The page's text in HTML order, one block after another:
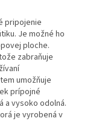
pripojenie
Je možné ho
ploche.
zabraňuje
umožňuje
prípojné
a vysoko odolná.
je vyrobená v